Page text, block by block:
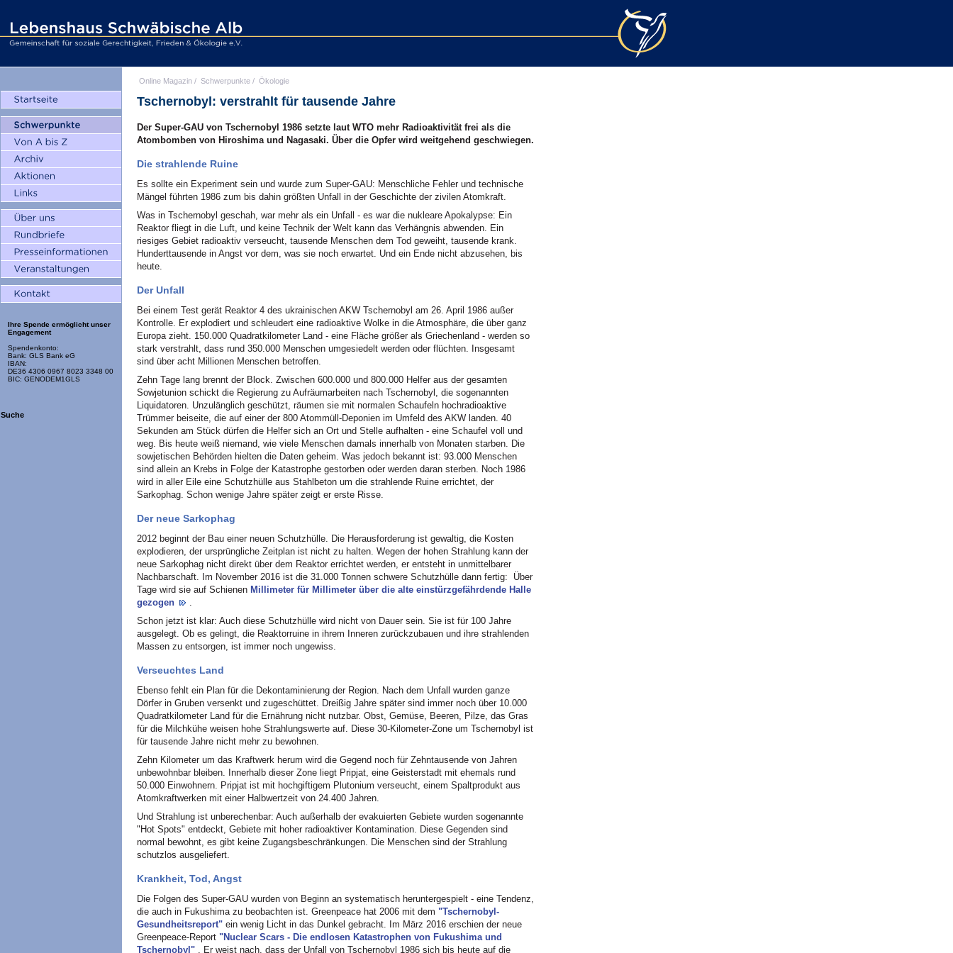
Ihre Spende ermöglicht unser
Engagement
Spendenkonto:
Bank: GLS Bank eG
IBAN:
DE36 4306 0967 8023 3348 00
BIC: GENODEM1GLS
Suche
Online Magazin / Schwerpunkte / Ökologie
Tschernobyl: verstrahlt für tausende Jahre
Der Super-GAU von Tschernobyl 1986 setzte laut WTO mehr Radioaktivität frei als die
Atombomben von Hiroshima und Nagasaki. Über die Opfer wird weitgehend geschwiegen.
Die strahlende Ruine
Es sollte ein Experiment sein und wurde zum Super-GAU: Menschliche Fehler und technische
Mängel führten 1986 zum bis dahin größten Unfall in der Geschichte der zivilen Atomkraft.
Was in Tschernobyl geschah, war mehr als ein Unfall - es war die nukleare Apokalypse: Ein
Reaktor fliegt in die Luft, und keine Technik der Welt kann das Verhängnis abwenden. Ein
riesiges Gebiet radioaktiv verseucht, tausende Menschen dem Tod geweiht, tausende krank.
Hunderttausende in Angst vor dem, was sie noch erwartet. Und ein Ende nicht abzusehen, bis
heute.
Der Unfall
Bei einem Test gerät Reaktor 4 des ukrainischen AKW Tschernobyl am 26. April 1986 außer
Kontrolle. Er explodiert und schleudert eine radioaktive Wolke in die Atmosphäre, die über ganz
Europa zieht. 150.000 Quadratkilometer Land - eine Fläche größer als Griechenland - werden so
stark verstrahlt, dass rund 350.000 Menschen umgesiedelt werden oder flüchten. Insgesamt
sind über acht Millionen Menschen betroffen.
Zehn Tage lang brennt der Block. Zwischen 600.000 und 800.000 Helfer aus der gesamten
Sowjetunion schickt die Regierung zu Aufräumarbeiten nach Tschernobyl, die sogenannten
Liquidatoren. Unzulänglich geschützt, räumen sie mit normalen Schaufeln hochradioaktive
Trümmer beiseite, die auf einer der 800 Atommüll-Deponien im Umfeld des AKW landen. 40
Sekunden am Stück dürfen die Helfer sich an Ort und Stelle aufhalten - eine Schaufel voll und
weg. Bis heute weiß niemand, wie viele Menschen damals innerhalb von Monaten starben. Die
sowjetischen Behörden hielten die Daten geheim. Was jedoch bekannt ist: 93.000 Menschen
sind allein an Krebs in Folge der Katastrophe gestorben oder werden daran sterben. Noch 1986
wird in aller Eile eine Schutzhülle aus Stahlbeton um die strahlende Ruine errichtet, der
Sarkophag. Schon wenige Jahre später zeigt er erste Risse.
Der neue Sarkophag
2012 beginnt der Bau einer neuen Schutzhülle. Die Herausforderung ist gewaltig, die Kosten
explodieren, der ursprüngliche Zeitplan ist nicht zu halten. Wegen der hohen Strahlung kann der
neue Sarkophag nicht direkt über dem Reaktor errichtet werden, er entsteht in unmittelbarer
Nachbarschaft. Im November 2016 ist die 31.000 Tonnen schwere Schutzhülle dann fertig: Über
Tage wird sie auf Schienen Millimeter für Millimeter über die alte einstürzgefährdende Halle
gezogen
.
Schon jetzt ist klar: Auch diese Schutzhülle wird nicht von Dauer sein. Sie ist für 100 Jahre
ausgelegt. Ob es gelingt, die Reaktorruine in ihrem Inneren zurückzubauen und ihre strahlenden
Massen zu entsorgen, ist immer noch ungewiss.
Verseuchtes Land
Ebenso fehlt ein Plan für die Dekontaminierung der Region. Nach dem Unfall wurden ganze
Dörfer in Gruben versenkt und zugeschüttet. Dreißig Jahre später sind immer noch über 10.000
Quadratkilometer Land für die Ernährung nicht nutzbar. Obst, Gemüse, Beeren, Pilze, das Gras
für die Milchkühe weisen hohe Strahlungswerte auf. Diese 30-Kilometer-Zone um Tschernobyl ist
für tausende Jahre nicht mehr zu bewohnen.
Zehn Kilometer um das Kraftwerk herum wird die Gegend noch für Zehntausende von Jahren
unbewohnbar bleiben. Innerhalb dieser Zone liegt Pripjat, eine Geisterstadt mit ehemals rund
50.000 Einwohnern. Pripjat ist mit hochgiftigem Plutonium verseucht, einem Spaltprodukt aus
Atomkraftwerken mit einer Halbwertzeit von 24.400 Jahren.
Und Strahlung ist unberechenbar: Auch außerhalb der evakuierten Gebiete wurden sogenannte
"Hot Spots" entdeckt, Gebiete mit hoher radioaktiver Kontamination. Diese Gegenden sind
normal bewohnt, es gibt keine Zugangsbeschränkungen. Die Menschen sind der Strahlung
schutzlos ausgeliefert.
Krankheit, Tod, Angst
Die Folgen des Super-GAU wurden von Beginn an systematisch heruntergespielt - eine Tendenz,
die auch in Fukushima zu beobachten ist. Greenpeace hat 2006 mit dem "Tschernobyl-
Gesundheitsreport" ein wenig Licht in das Dunkel gebracht. Im März 2016 erschien der neue
Greenpeace-Report "Nuclear Scars - Die endlosen Katastrophen von Fukushima und
Tschernobyl" . Er weist nach, dass der Unfall von Tschernobyl 1986 sich bis heute auf die